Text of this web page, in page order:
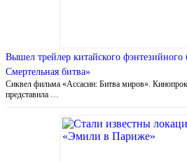
Вышел трейлер китайского фэнтезийного
Смертельная битва»
Сиквел фильма «Ассасин: Битва миров».
представила …